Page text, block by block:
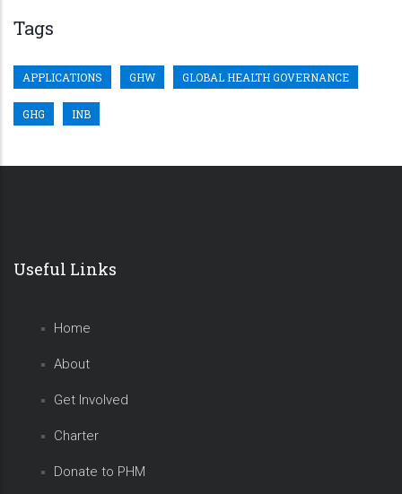
Tags
APPLICATIONS GHW GLOBAL HEALTH GOVERNANCE
GHG INB
Useful Links
Home
About
Get Involved
Charter
Donate to PHM